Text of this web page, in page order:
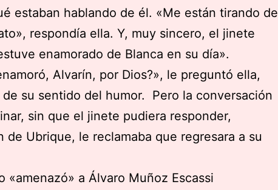
estaban hablando de él. «Me están tirando de
respondía ella. Y, muy sincero, el jinete
enamorado de Blanca en su día».
Alvarín, por Dios?», le preguntó ella,
de su sentido del humor. Pero la conversación
sin que el jinete pudiera responder,
de Ubrique, le reclamaba que regresara a su
«amenazó» a Álvaro Muñoz Escassi